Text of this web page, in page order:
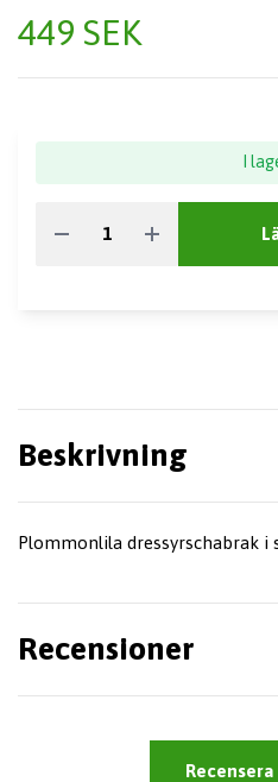
449 SEK
I
Beskrivning
Plommonlila dressyrschabrak i
Recensioner